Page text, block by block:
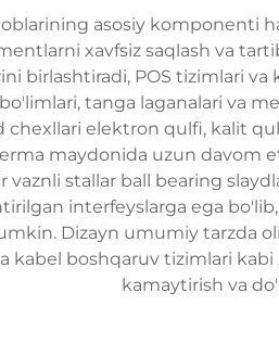
asosiy komponenti
xavfsiz saqlash va
birlashtiradi, POS tizimlari
tanga laganalari va
chexllari elektron qulfi, kalit
maydonida uzun davom
vaznli stallar ball bearing
interfeyslarga ega
Dizayn umumiy tarzda
kabel boshqaruv tizimlari
kamaytirish va